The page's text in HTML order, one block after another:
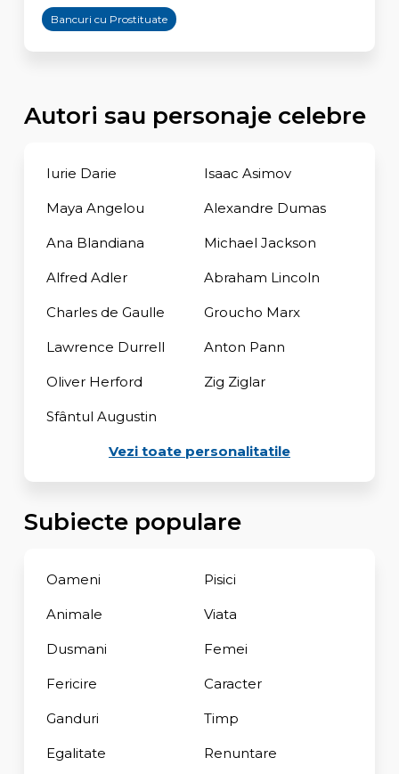
Bancuri cu Prostituate
Autori sau personaje celebre
Iurie Darie Isaac Asimov
Maya Angelou Alexandre Dumas
Ana Blandiana Michael Jackson
Alfred Adler Abraham Lincoln
Charles de Gaulle Groucho Marx
Lawrence Durrell Anton Pann
Oliver Herford Zig Ziglar
Sfântul Augustin
Vezi toate personalitatile
Subiecte populare
Oameni Pisici
Animale Viata
Dusmani Femei
Fericire Caracter
Ganduri Timp
Egalitate Renuntare